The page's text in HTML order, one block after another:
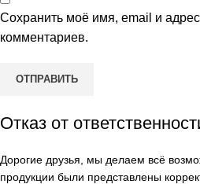
Сохранить моё имя, email и
комментариев.
Отказ от
Дорогие друзья, мы делаем всё
продукции были представлены